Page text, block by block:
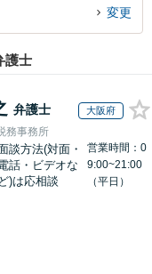
変更
護士
弁護士 大阪府
務事務所
談方法(対面・
話・ビデオな
ど)は応相談
営業時間：0
9:00~21:00
（平日）